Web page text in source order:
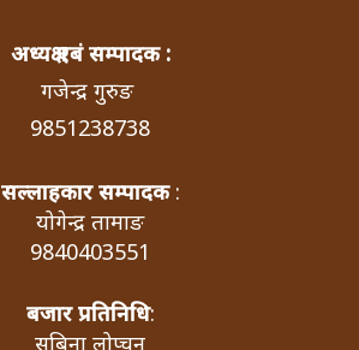
अध्यक्ष एबं सम्पादक :
गजेन्द्र गुरुङ
9851238738
सल्लाहकार सम्पादक:
योगेन्द्र तामाङ
9840403551
बजार प्रतिनिधि:
सबिना लोप्चन